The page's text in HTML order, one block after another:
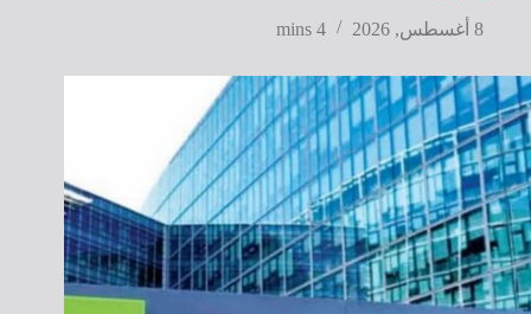
8 أغسطس, 2026
4 mins